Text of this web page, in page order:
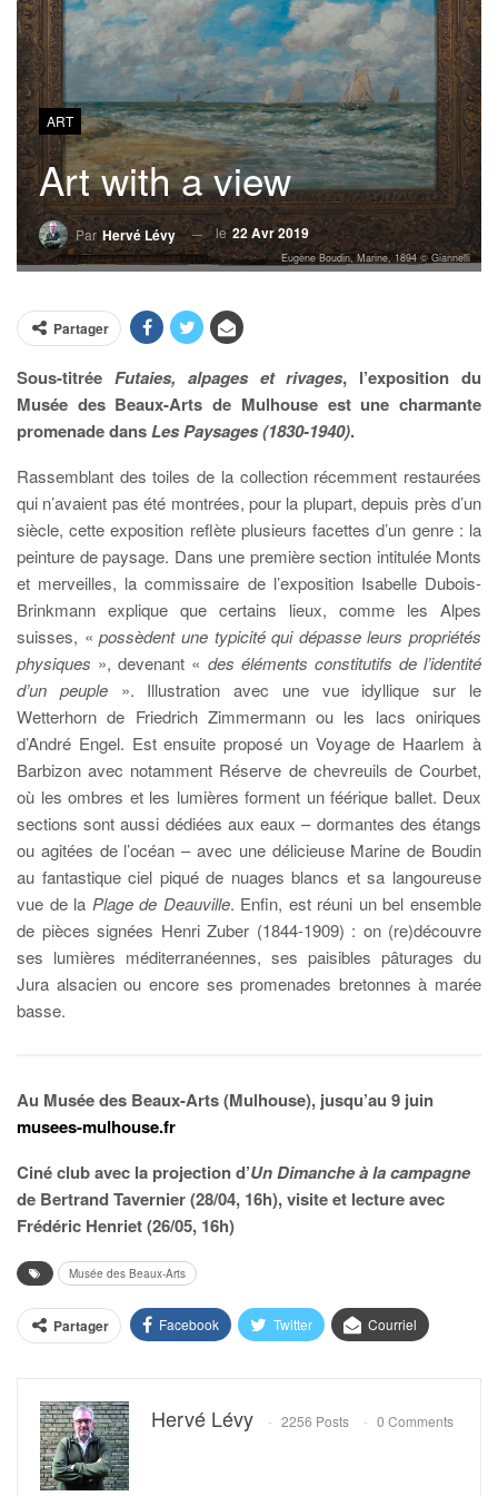
ART
Art with a view
Par Hervé Lévy le22 Avr 2019
Eugène Boudin, Marine, 1894 © Giannelli
Partager
Sous-titrée Futaies, alpages et rivages, l’exposition du
Musée des Beaux-Arts de Mulhouse est une charmante
promenade dansLes Paysages (1830-1940).
Rassemblant des toiles de la collection récemment restaurées
qui n’avaient pas été montrées, pour la plupart, depuis près d’un
siècle, cette exposition reflète plusieurs facettes d’un genre : la
peinture de paysage. Dans une première section intitulée Monts
et merveilles, la commissaire de l’exposition Isabelle Dubois-
Brinkmann explique que certains lieux, comme les Alpes
suisses, «possèdent une typicité qui dépasse leurs propriétés
physiques », devenant « des éléments constitutifs de l’identité
d’un peuple». Illustration avec une vue idyllique sur le
Wetterhorn de Friedrich Zimmermann ou les lacs oniriques
d’André Engel. Est ensuite proposé un Voyage de Haarlem à
Barbizon avec notamment Réserve de chevreuils de Courbet,
où les ombres et les lumières forment un féérique ballet. Deux
sections sont aussi dédiées aux eaux – dormantes des étangs
ou agitées de l’océan – avec une délicieuse Marine de Boudin
au fantastique ciel piqué de nuages blancs et sa langoureuse
vue de la Plage de Deauville. Enfin, est réuni un bel ensemble
de pièces signées Henri Zuber (1844-1909) : on (re)découvre
ses lumières méditerranéennes, ses paisibles pâturages du
Jura alsacien ou encore ses promenades bretonnes à marée
basse.
Au Musée des Beaux-Arts (Mulhouse), jusqu’au 9 juin
musees-mulhouse.fr
Ciné club avec la projection d’Un Dimanche à la campagne
de Bertrand Tavernier (28/04, 16h), visite et lecture avec
Frédéric Henriet (26/05, 16h)
Musée des Beaux-Arts
Partager Facebook Twitter Courriel
Hervé Lévy 2256 Posts 0 Comments